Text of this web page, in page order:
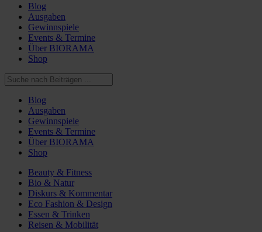
Blog
Ausgaben
Gewinnspiele
Events & Termine
Über BIORAMA
Shop
Blog
Ausgaben
Gewinnspiele
Events & Termine
Über BIORAMA
Shop
Beauty & Fitness
Bio & Natur
Diskurs & Kommentar
Eco Fashion & Design
Essen & Trinken
Reisen & Mobilität